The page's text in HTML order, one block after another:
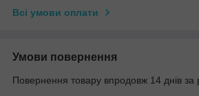
Всі умови оплати
Умови повернення
Повернення товару впродовж 14 днів за